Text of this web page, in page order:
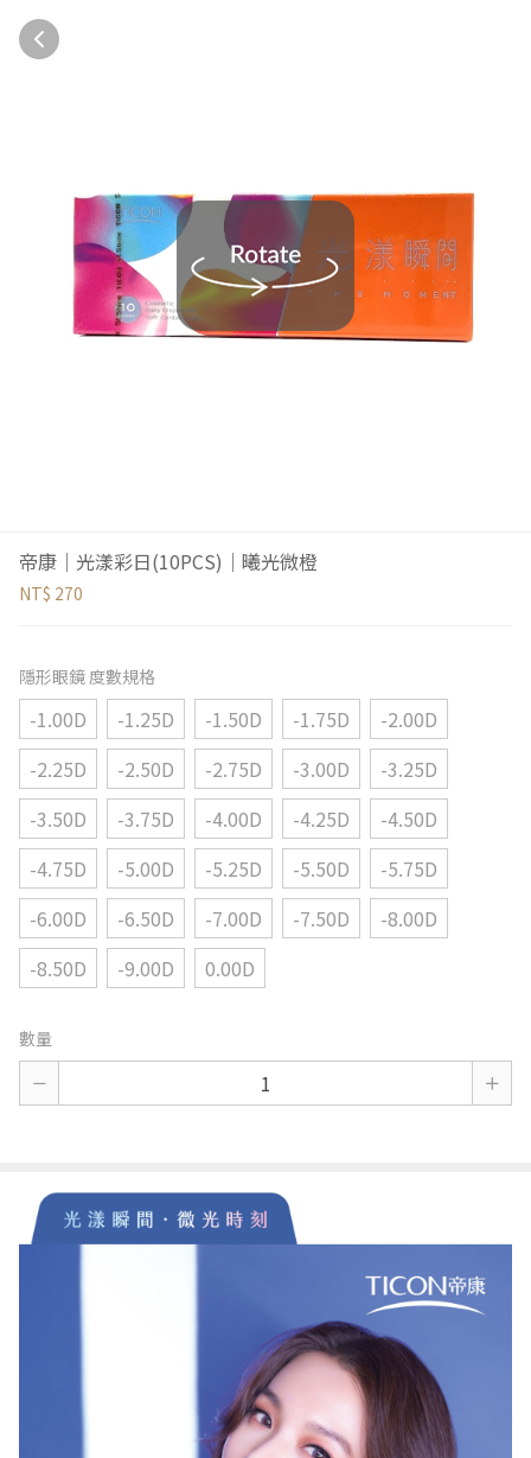
帝康｜光漾彩日(10PCS)｜曦光微橙
NT$ 270
隱形眼鏡 度數規格
-1.00D -1.25D -1.50D -1.75D
-2.00D
-2.25D
-2.50D -2.75D -3.00D
-3.25D
-3.50D
-3.75D -4.00D -4.25D
-4.50D
-4.75D
-5.00D -5.25D -5.50D
-5.75D
-6.00D
-6.50D -7.00D -7.50D
-8.00D
-8.50D
-9.00D 0.00D
數量